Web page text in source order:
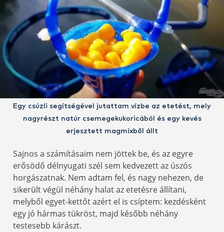
Egy csúzli segítségével jutattam vízbe az etetést, mely
nagyrészt natúr csemegekukoricából és egy kevés
erjesztett magmixből állt
Sajnos a számításaim nem jöttek be, és az egyre
erősödő délnyugati szél sem kedvezett az úszós
horgászatnak. Nem adtam fel, és nagy nehezen, de
sikerült végül néhány halat az etetésre állítani,
melyből egyet-kettőt azért el is csíptem: kezdésként
egy jó hármas tükröst, majd később néhány
testesebb kárászt.